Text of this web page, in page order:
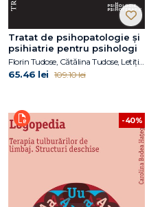
Tratat de psihopatologie şi
psihiatrie pentru psihologi
Florin Tudose, Cătălina Tudose, Letiţia Dobranici
65.46 lei 109.10 lei
-40%